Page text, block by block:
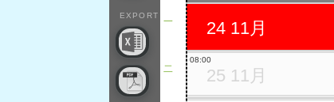
EXPORT
一
二
24 11月
25 11月
08:00